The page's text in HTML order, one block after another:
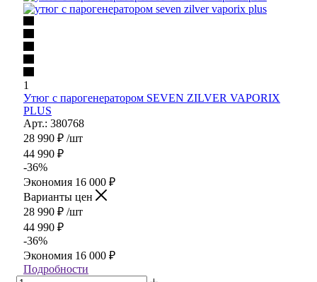
1
Утюг с парогенератором SEVEN ZILVER VAPORIX
PLUS
Арт.: 380768
28 990 ₽ /шт
44 990 ₽
-36%
Экономия 16 000 ₽
Варианты цен
28 990 ₽ /шт
44 990 ₽
-36%
Экономия 16 000 ₽
Подробности